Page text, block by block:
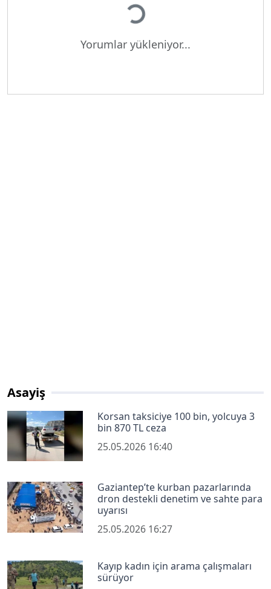
Yükleniyor...
Yorumlar yükleniyor...
Asayiş
Korsan taksiciye 100 bin, yolcuya 3
bin 870 TL ceza
25.05.2026 16:40
Gaziantep’te kurban pazarlarında
dron destekli denetim ve sahte para
uyarısı
25.05.2026 16:27
Kayıp kadın için arama çalışmaları
sürüyor